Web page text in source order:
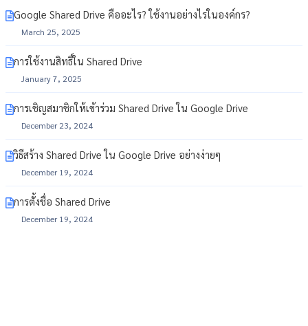
Google Shared Drive คืออะไร? ใช้งานอย่างไรในองค์กร?
March 25, 2025
การใช้งานสิทธิ์ใน Shared Drive
January 7, 2025
การเชิญสมาชิกให้เข้าร่วม Shared Drive ใน Google Drive
December 23, 2024
วิธีสร้าง Shared Drive ใน Google Drive อย่างง่ายๆ
December 19, 2024
การตั้งชื่อ Shared Drive
December 19, 2024